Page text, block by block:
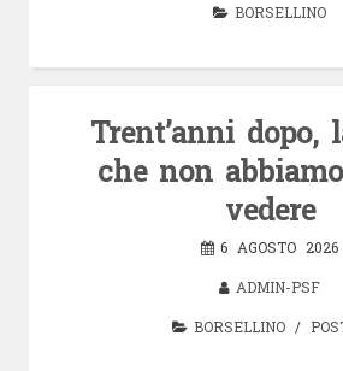
BORSELLINO
Trent’anni dopo,
che non
vedere
6 AGOSTO 2026
ADMIN-PSF
BORSELLINO/